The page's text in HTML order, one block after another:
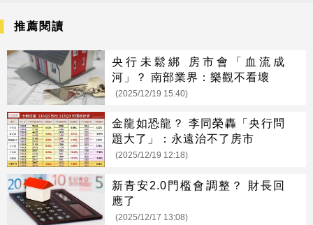
推薦閱讀
央行未鬆綁 房市會「血流成
河」？ 南部業界：樂觀不看壞
(2025/12/19 15:40)
金龍如恐龍？ 李同榮轟「央行問
題大了」：永遠治不了房市
(2025/12/19 12:18)
新青安2.0門檻會調整？ 財長回
應了
(2025/12/17 13:08)